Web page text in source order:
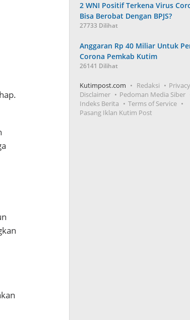
2 WNI Positif Terkena Virus
Bisa Berobat Dengan BPJS?
27733 Dilihat
Anggaran Rp 40 Miliar Untuk
Corona Pemkab Kutim
26141 Dilihat
Kutimpost.com Redaksi
Disclaimer
Pedoman Media Siber
Indeks Berita
Terms of Service
Pasang Iklan Kutim Post